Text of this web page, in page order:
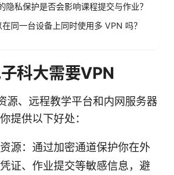
隐私保护是否会影响课程提交与作业？
同一台设备上同时使用多 VPN 吗？
科大需要VPN
源、远程教学平台和内网服务器
提供以下好处：
源：通过加密通道保护你在外
证、作业提交等敏感信息，避